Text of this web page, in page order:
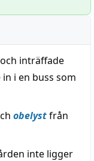
inträffade
i en buss som
obelystfrån
inte ligger